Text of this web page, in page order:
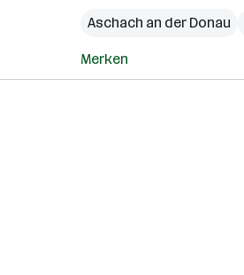
Aschach an der Donau
Merken